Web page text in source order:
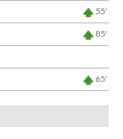
55'
85'
65'